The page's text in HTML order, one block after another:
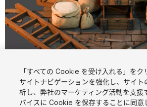
1/ 15
「すべての Cookie を受け入れる」をク
サイトナビゲーションを強化し、サイト
析し、弊社のマーケティング活動を支援
バイスに Cookie を保存することに同意